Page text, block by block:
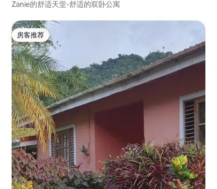
Zanie的舒适天堂-舒适的双卧公寓
房客推荐
房客推荐